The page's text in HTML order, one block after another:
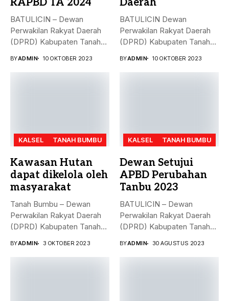
BATULICIN – Dewan
Perwakilan Rakyat Daerah
(DPRD) Kabupaten Tanah
BYADMIN 10 OKTOBER 2023
BATULICIN Dewan
Perwakilan Rakyat Daerah
(DPRD) Kabupaten Tanah
BYADMIN 10 OKTOBER 2023
KALSEL TANAH BUMBU
Kawasan Hutan
dapat dikelola oleh
masyarakat
Tanah Bumbu – Dewan
Perwakilan Rakyat Daerah
(DPRD) Kabupaten Tanah
BYADMIN 3 OKTOBER 2023
KALSEL TANAH BUMBU
Dewan Setujui
APBD Perubahan
Tanbu 2023
BATULICIN – Dewan
Perwakilan Rakyat Daerah
(DPRD) Kabupaten Tanah
BYADMIN 30 AGUSTUS 2023